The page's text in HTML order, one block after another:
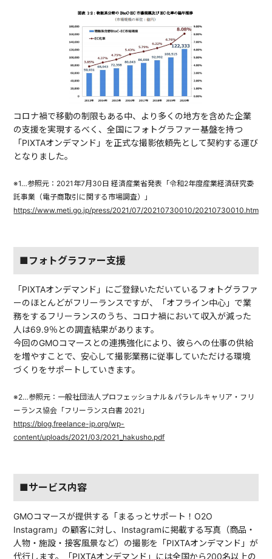
コロナ禍で移動の制限もある中、より多くの地方を含めた企業
の支援を実現するべく、全国にフォトグラファー基盤を持つ
「PIXTAオンデマンド」を正式な撮影依頼先として契約する運び
となりました。
※1…参照元：2021年7月30日 経済産業省発表「令和2年度産業経済研究委
託事業（電子商取引に関する市場調査）」
https://www.meti.go.jp/press/2021/07/20210730010/20210730010.html
■フォトグラファー支援
「PIXTAオンデマンド」にご登録いただいているフォトグラファ
ーのほとんどがフリーランスですが、「オフライン中心」で業
務をするフリーランスのうち、コロナ禍において収入が減った
人は69.9％との調査結果があります。
今回のGMOコマースとの連携強化により、彼らへの仕事の供給
を増やすことで、安心して撮影業務に従事していただける環境
づくりをサポートしていきます。
※2…参照元：一般社団法人プロフェッショナル＆パラレルキャリア・フリ
ーランス協会「フリーランス白書 2021」
https://blog.freelance-jp.org/wp-
content/uploads/2021/03/2021_hakusho.pdf
■サービス内容
GMOコマースが提供する「まるっとサポート！O2O
Instagram」の顧客に対し、Instagramに掲載する写真（商品・
人物・施設・接客風景など）の撮影を「PIXTAオンデマンド」が
代行します。「PIXTAオンデマンド」には全国から200名以上の